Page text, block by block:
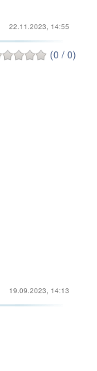
22.11.2023, 14:55
(0 / 0)
19.09.2023, 14:13